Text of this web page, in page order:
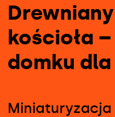
kościoła
domku